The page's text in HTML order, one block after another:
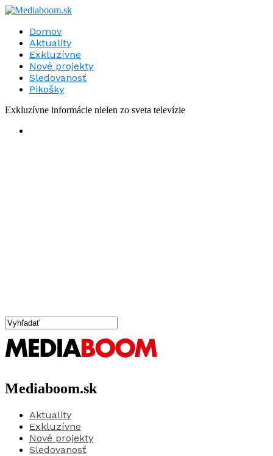
Domov
Aktuality
Exkluzívne
Nové projekty
Sledovanosť
Pikošky
Exkluzívne informácie nielen zo sveta televízie
Mediaboom.sk
Aktuality
Exkluzívne
Nové projekty
Sledovanosť